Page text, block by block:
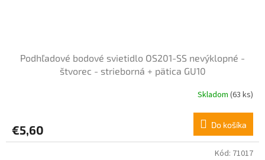
Podhľadové bodové svietidlo OS201-SS nevýklopné -
štvorec - strieborná + pätica GU10
Skladom (63 ks)
€5,60 Do košíka
Kód: 71017